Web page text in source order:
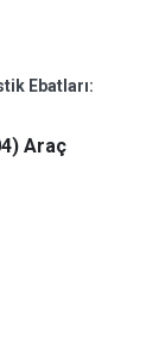
Ebatları:
Araç